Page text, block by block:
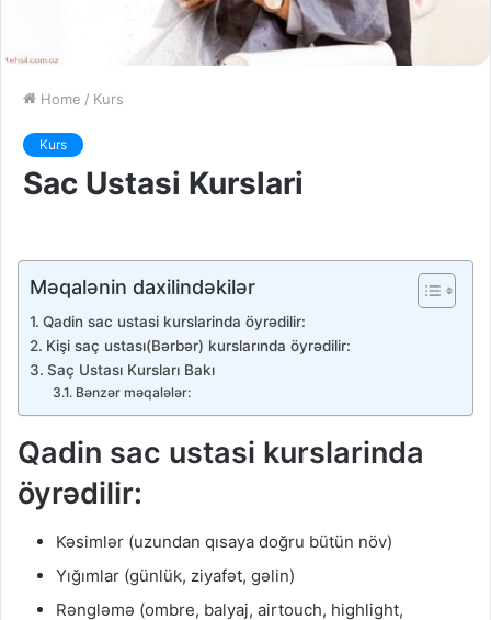
Home / Kurs
Kurs
Sac Ustasi Kurslari
Məqalənin daxilindəkilər
Qadin sac ustasi kurslarinda öyrədilir:
Kişi saç ustası(Bərbər) kurslarında öyrədilir:
Saç Ustası Kursları Bakı
Bənzər məqalələr:
Qadin sac ustasi kurslarinda
öyrədilir:
Kəsimlər (uzundan qısaya doğru bütün növ)
Yığımlar (günlük, ziyafət, gəlin)
Rəngləmə (ombre, balyaj, airtouch, highlight,